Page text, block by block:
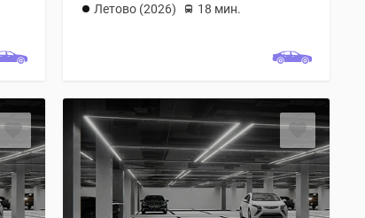
Летово (2026)
18 мин.